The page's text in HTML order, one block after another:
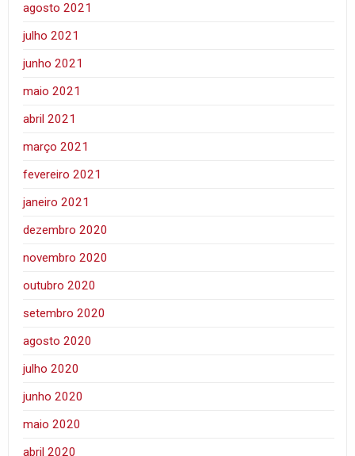
agosto 2021
julho 2021
junho 2021
maio 2021
abril 2021
março 2021
fevereiro 2021
janeiro 2021
dezembro 2020
novembro 2020
outubro 2020
setembro 2020
agosto 2020
julho 2020
junho 2020
maio 2020
abril 2020